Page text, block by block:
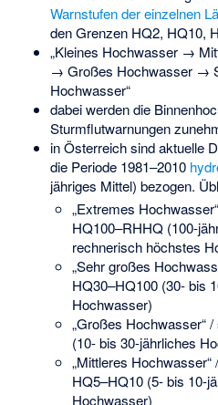
Warnstufen der einzelnen
den Grenzen HQ2, HQ10,
„Kleines Hochwasser →
→ Großes Hochwasser →
Hochwasser“
dabei werden die
Sturmflutwarnungen
in Österreich sind aktuelle
die Periode 1981–2010
jähriges Mittel) bezogen.
„Extremes
HQ100–RHHQ (100-
rechnerisch höchstes
„Sehr großes
HQ30–HQ100 (30- bis
Hochwasser)
„Großes Hochwasser“
(10- bis 30-jährliches
„Mittleres Hochwasser“
HQ5–HQ10 (5- bis 10-
Hochwasser)